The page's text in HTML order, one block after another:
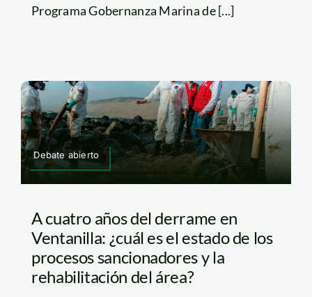
Programa Gobernanza Marina de [...]
Debate abierto
A cuatro años del derrame en
Ventanilla: ¿cuál es el estado de los
procesos sancionadores y la
rehabilitación del área?